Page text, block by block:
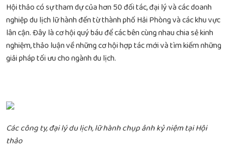
Hội thảo có sự tham dự của hơn 50 đối tác, đại lý và các doanh
nghiệp du lịch lữ hành đến từ thành phố Hải Phòng và các khu vực
lân cận. Đây là cơ hội quý báu để các bên cùng nhau chia sẻ kinh
nghiệm, thảo luận về những cơ hội hợp tác mới và tìm kiếm những
giải pháp tối ưu cho ngành du lịch.
Các công ty, đại lý du lịch, lữ hành chụp ảnh kỷ niệm tại Hội
thảo